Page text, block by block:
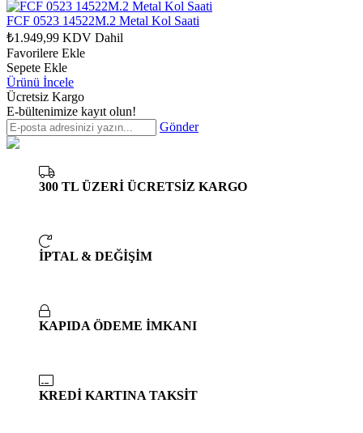
FCF 0523 14522M.2 Metal Kol Saati
₺1.949,99 KDV Dahil
Favorilere Ekle
Sepete Ekle
Ürünü İncele
Ücretsiz Kargo
E-bültenimize kayıt olun!
Gönder
300 TL ÜZERİ ÜCRETSİZ KARGO
İPTAL & DEĞİŞİM
KAPIDA ÖDEME İMKANI
KREDİ KARTINA TAKSİT